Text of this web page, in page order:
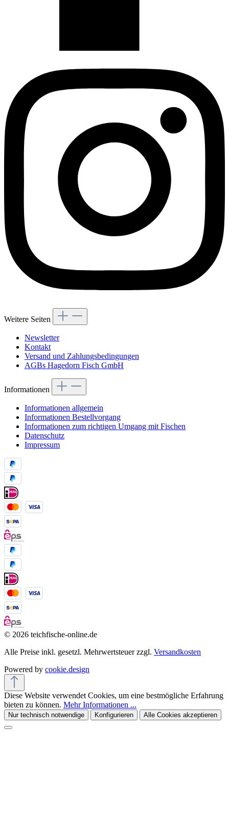
Weitere Seiten
Newsletter
Kontakt
Versand und Zahlungsbedingungen
AGBs Hagedorn Fisch GmbH
Informationen
Informationen allgemein
Informationen Bestellvorgang
Informationen zum richtigen Umgang mit Fischen
Datenschutz
Impressum
© 2026 teichfische-online.de
Alle Preise inkl. gesetzl. Mehrwertsteuer zzgl. Versandkosten
Powered by cookie.design
Diese Website verwendet Cookies, um eine bestmögliche Erfahrung
bieten zu können. Mehr Informationen ...
Nur technisch notwendige Konfigurieren Alle Cookies akzeptieren